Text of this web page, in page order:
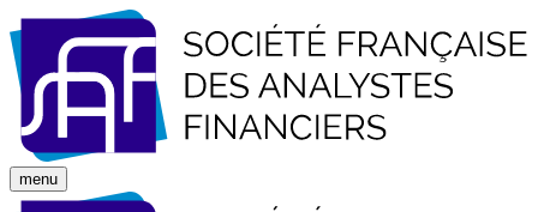
menu